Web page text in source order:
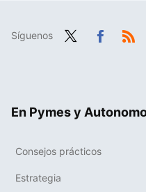
Síguenos
En Pymes y
Consejos prácticos
Estrategia